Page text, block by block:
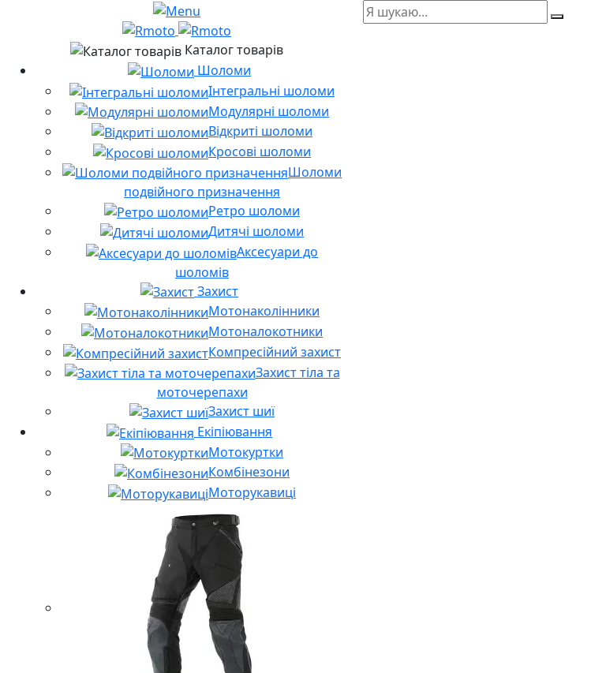
Каталог товарів
Шоломи
Інтегральні шоломи
Модулярні шоломи
Відкриті шоломи
Кросові шоломи
Шоломи
подвійного призначення
Ретро шоломи
Дитячі шоломи
Аксесуари до
шоломів
Захист
Мотонаколінники
Мотоналокотники
Компресійний захист
Захист тіла та
моточерепахи
Захист шиї
Екіпіювання
Мотокуртки
Комбінезони
Моторукавиці